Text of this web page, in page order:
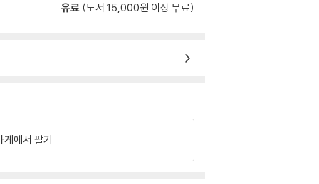
유료 (도서 15,000원 이상 무료)
게에서 팔기